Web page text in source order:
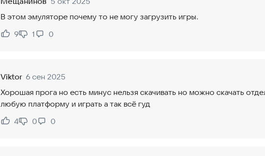
В этом эмуляторе почему то не могу загрузить игры.
Нравится:
9
Не нравится:
1 0
Viktor 6 сен 2025
Хорошая прога но есть минус нельзя скачивать но можно скачать
любую платформу и играть а так всё гуд
Нравится:
4
Не нравится:
0 0